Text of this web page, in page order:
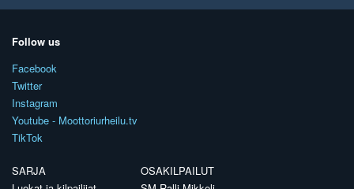
Follow us
Facebook
Twitter
Instagram
Youtube - Moottoriurheilu.tv
TikTok
SARJA
OSAKILPAILUT